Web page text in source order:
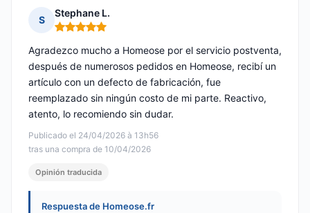
S
Stephane L.
Nota: 5 de 5
Publicado el 24/04/2026 à 13h56
tras una compra de 10/04/2026
Agradezco mucho a Homeose por el servicio postventa,
después de numerosos pedidos en Homeose, recibí un
artículo con un defecto de fabricación, fue
reemplazado sin ningún costo de mi parte. Reactivo,
atento, lo recomiendo sin dudar.
Opinión traducida
Respuesta de Homeose.fr